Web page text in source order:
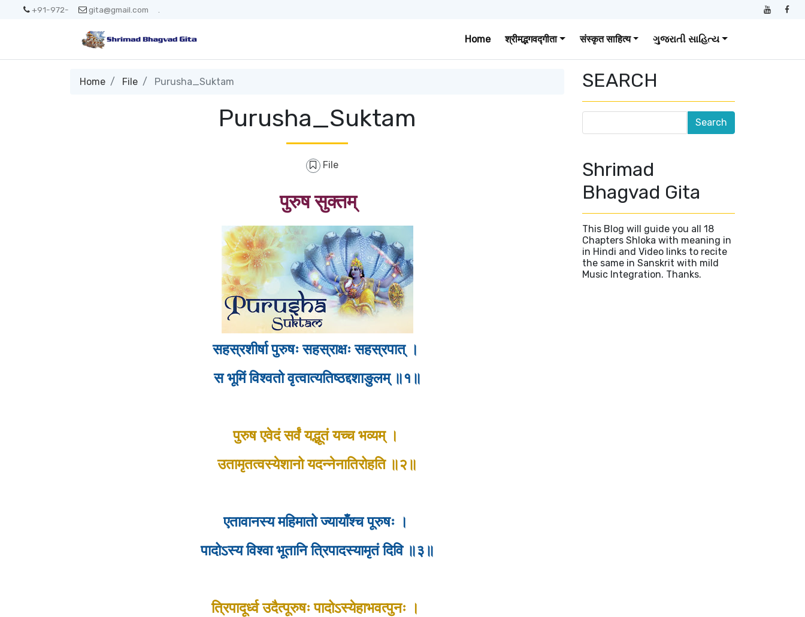
+91-972- gita@gmail.com
Home श्रीमद्भगवद्गीता संस्कृत साहित्य ગુજરાતી સાહિત્ય
Home File Purusha_Suktam
Purusha_Suktam
File
पुरुषसुक्तम्
सहस्रशीर्षा पुरुषः सहस्राक्षः सहस्रपात् ।
स भूमिं विश्वतो वृत्वात्यतिष्ठद्दशाङुलम् ॥१॥
पुरुष एवेदं सर्वं यद्भूतं यच्च भव्यम् ।
उतामृतत्वस्येशानो यदन्नेनातिरोहति ॥२॥
एतावानस्य महिमातो ज्यायाँश्च पूरुषः ।
पादोऽस्य विश्वा भूतानि त्रिपादस्यामृतं दिवि ॥३॥
त्रिपादूर्ध्व उदैत्पूरुषः पादोऽस्येहाभवत्पुनः ।
SEARCH
Shrimad
Bhagvad Gita
This Blog will guide you all 18
Chapters Shloka with meaning in
in Hindi and Video links to recite
the same in Sanskrit with mild
Music Integration. Thanks.